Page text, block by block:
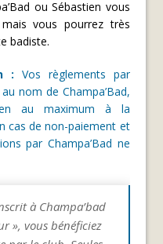
ou Sébastien vous
vous pourrez très
badiste.
: Vos règlements par
nom de Champa’Bad,
au maximum à la
cas de non-paiement et
par Champa’Bad ne
à Champa’bad
», vous bénéficiez